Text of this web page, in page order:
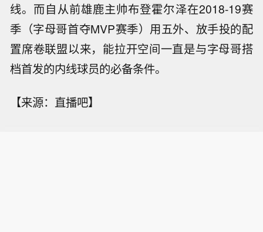
线。而自从前雄鹿主帅布登霍尔泽在2018-19赛
季（字母哥首夺MVP赛季）用五外、放手投的配
置席卷联盟以来，能拉开空间一直是与字母哥搭
档首发的内线球员的必备条件。
【来源：直播吧】